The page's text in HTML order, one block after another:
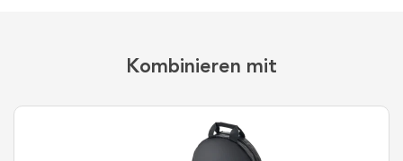
Kombinieren mit